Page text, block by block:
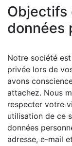
Objectifs
données
Notre société
privée lors de
avons
attachez. Nous
respecter votre
utilisation de ce
données
adresse, e-mail